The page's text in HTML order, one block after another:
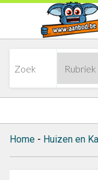
Home - Huizen en